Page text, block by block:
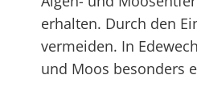
erhalten. Durch den
vermeiden. In
und Moos besonders